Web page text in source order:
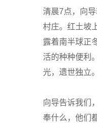
清晨7点，向
村庄。红土坡
露着南半球正
活的种种便利
光，遗世独立。
向导告诉我们
奉什么，他们